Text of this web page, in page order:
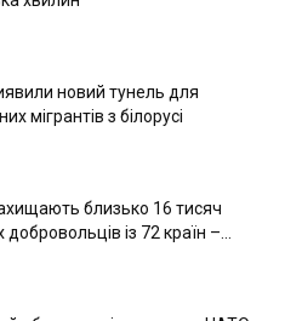
новий тунель для
мігрантів з білорусі
близько 16 тисяч
із 72 країн –...